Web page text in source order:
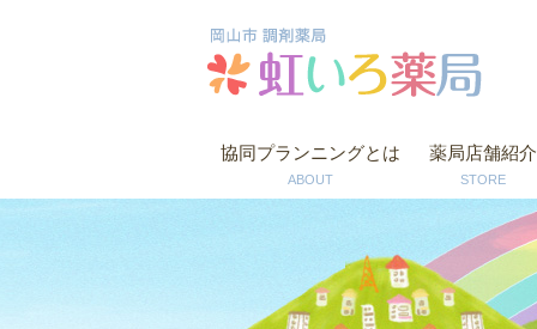
協同プランニングとは
ABOUT
薬局店舗紹介
STORE